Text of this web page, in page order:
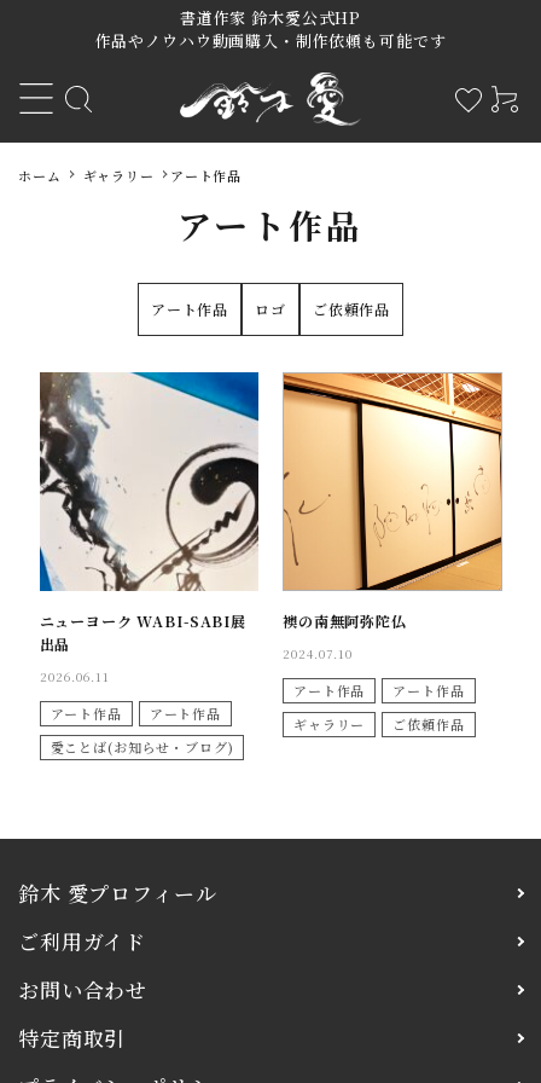
書道作家 鈴木愛公式HP
作品やノウハウ動画購入・制作依頼も可能です
名入れオーダー商品
その他商品
デザイン書道教室
コンテンツ
INFORMATION
ホーム ギャラリー アート作品
アート作品
アート作品 ロゴ ご依頼作品
ニューヨーク WABI-SABI展
出品
2026.06.11
アート作品
アート作品
愛ことば(お知らせ・ブログ)
襖の南無阿弥陀仏
2024.07.10
アート作品
アート作品
ギャラリー
ご依頼作品
鈴木 愛プロフィール
ご利用ガイド
お問い合わせ
特定商取引